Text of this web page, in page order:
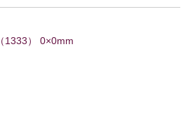
（1333） 0×0mm